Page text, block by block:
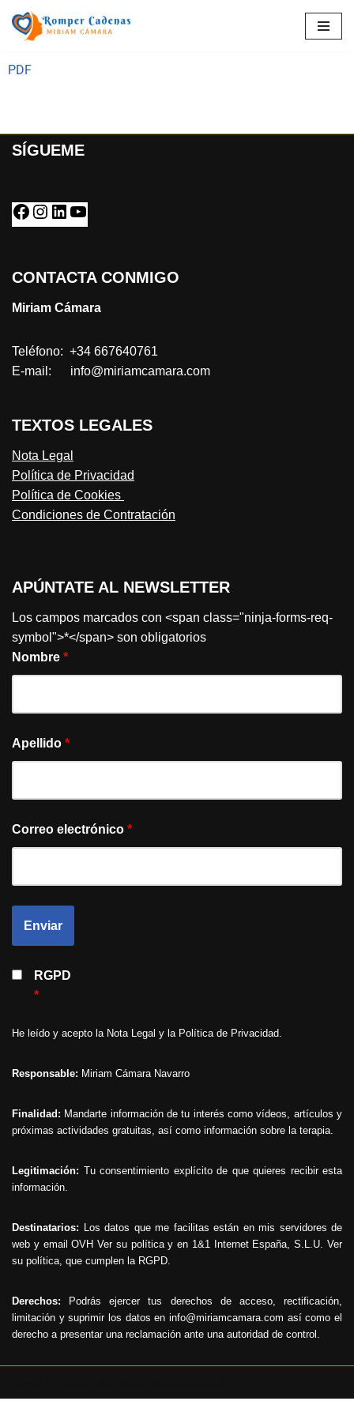
Saltar
al
PDF
SÍGUEME
CONTACTA CONMIGO
Miriam Cámara
Teléfono: +34 667640761
E-mail: info@miriamcamara.com
TEXTOS LEGALES
Nota Legal
Política de Privacidad
Política de Cookies
Condiciones de Contratación
APÚNTATE AL NEWSLETTER
Los campos marcados con <span class="ninja-forms-req-
symbol">*</span> son obligatorios
Nombre *
Apellido *
Correo electrónico *
RGPD
*
He leído y acepto la Nota Legal y la Política de Privacidad.
Responsable: Miriam Cámara Navarro
Finalidad: Mandarte información de tu interés como vídeos, artículos y
próximas actividades gratuitas, así como información sobre la terapia.
Legitimación: Tu consentimiento explícito de que quieres recibir esta
información.
Destinatarios: Los datos que me facilitas están en mis servidores de
web y email OVHVer su políticay en 1&1 Internet España, S.L.U.Ver
su política, que cumplen la RGPD.
Derechos: Podrás ejercer tus derechos de acceso, rectificación,
limitación y suprimir los datos en info@miriamcamara.com así como el
derecho a presentar una reclamación ante una autoridad de control.